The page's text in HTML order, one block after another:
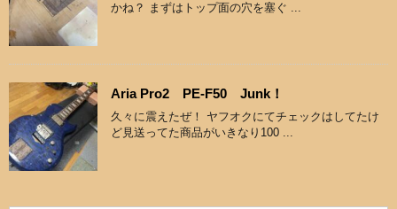
かね？ まずはトップ面の穴を塞ぐ ...
Aria Pro2 PE-F50 Junk！
久々に震えたぜ！ ヤフオクにてチェックはしてたけ
ど見送ってた商品がいきなり100 ...